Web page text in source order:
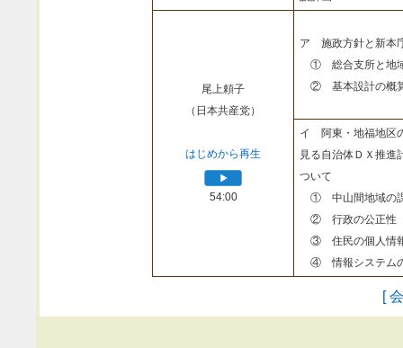
尾上頼子
（日本共産党）
はじめから再生
54:00
ア 施政方針と新本
① 総合支所と地域
② 基本設計の概
イ 阿東・地福地区
見る自治体ＤＸ推進
ついて
① 中山間地域の課
② 行政の公正性
③ 住民の個人情報
④ 情報システムの
[